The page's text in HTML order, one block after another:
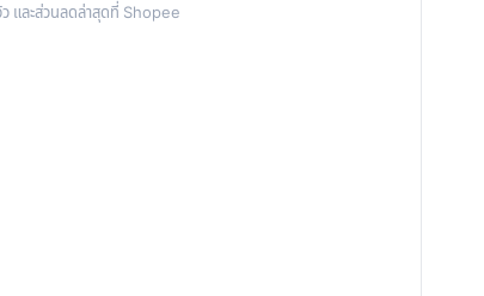
ว และส่วนลดล่าสุดที่ Shopee